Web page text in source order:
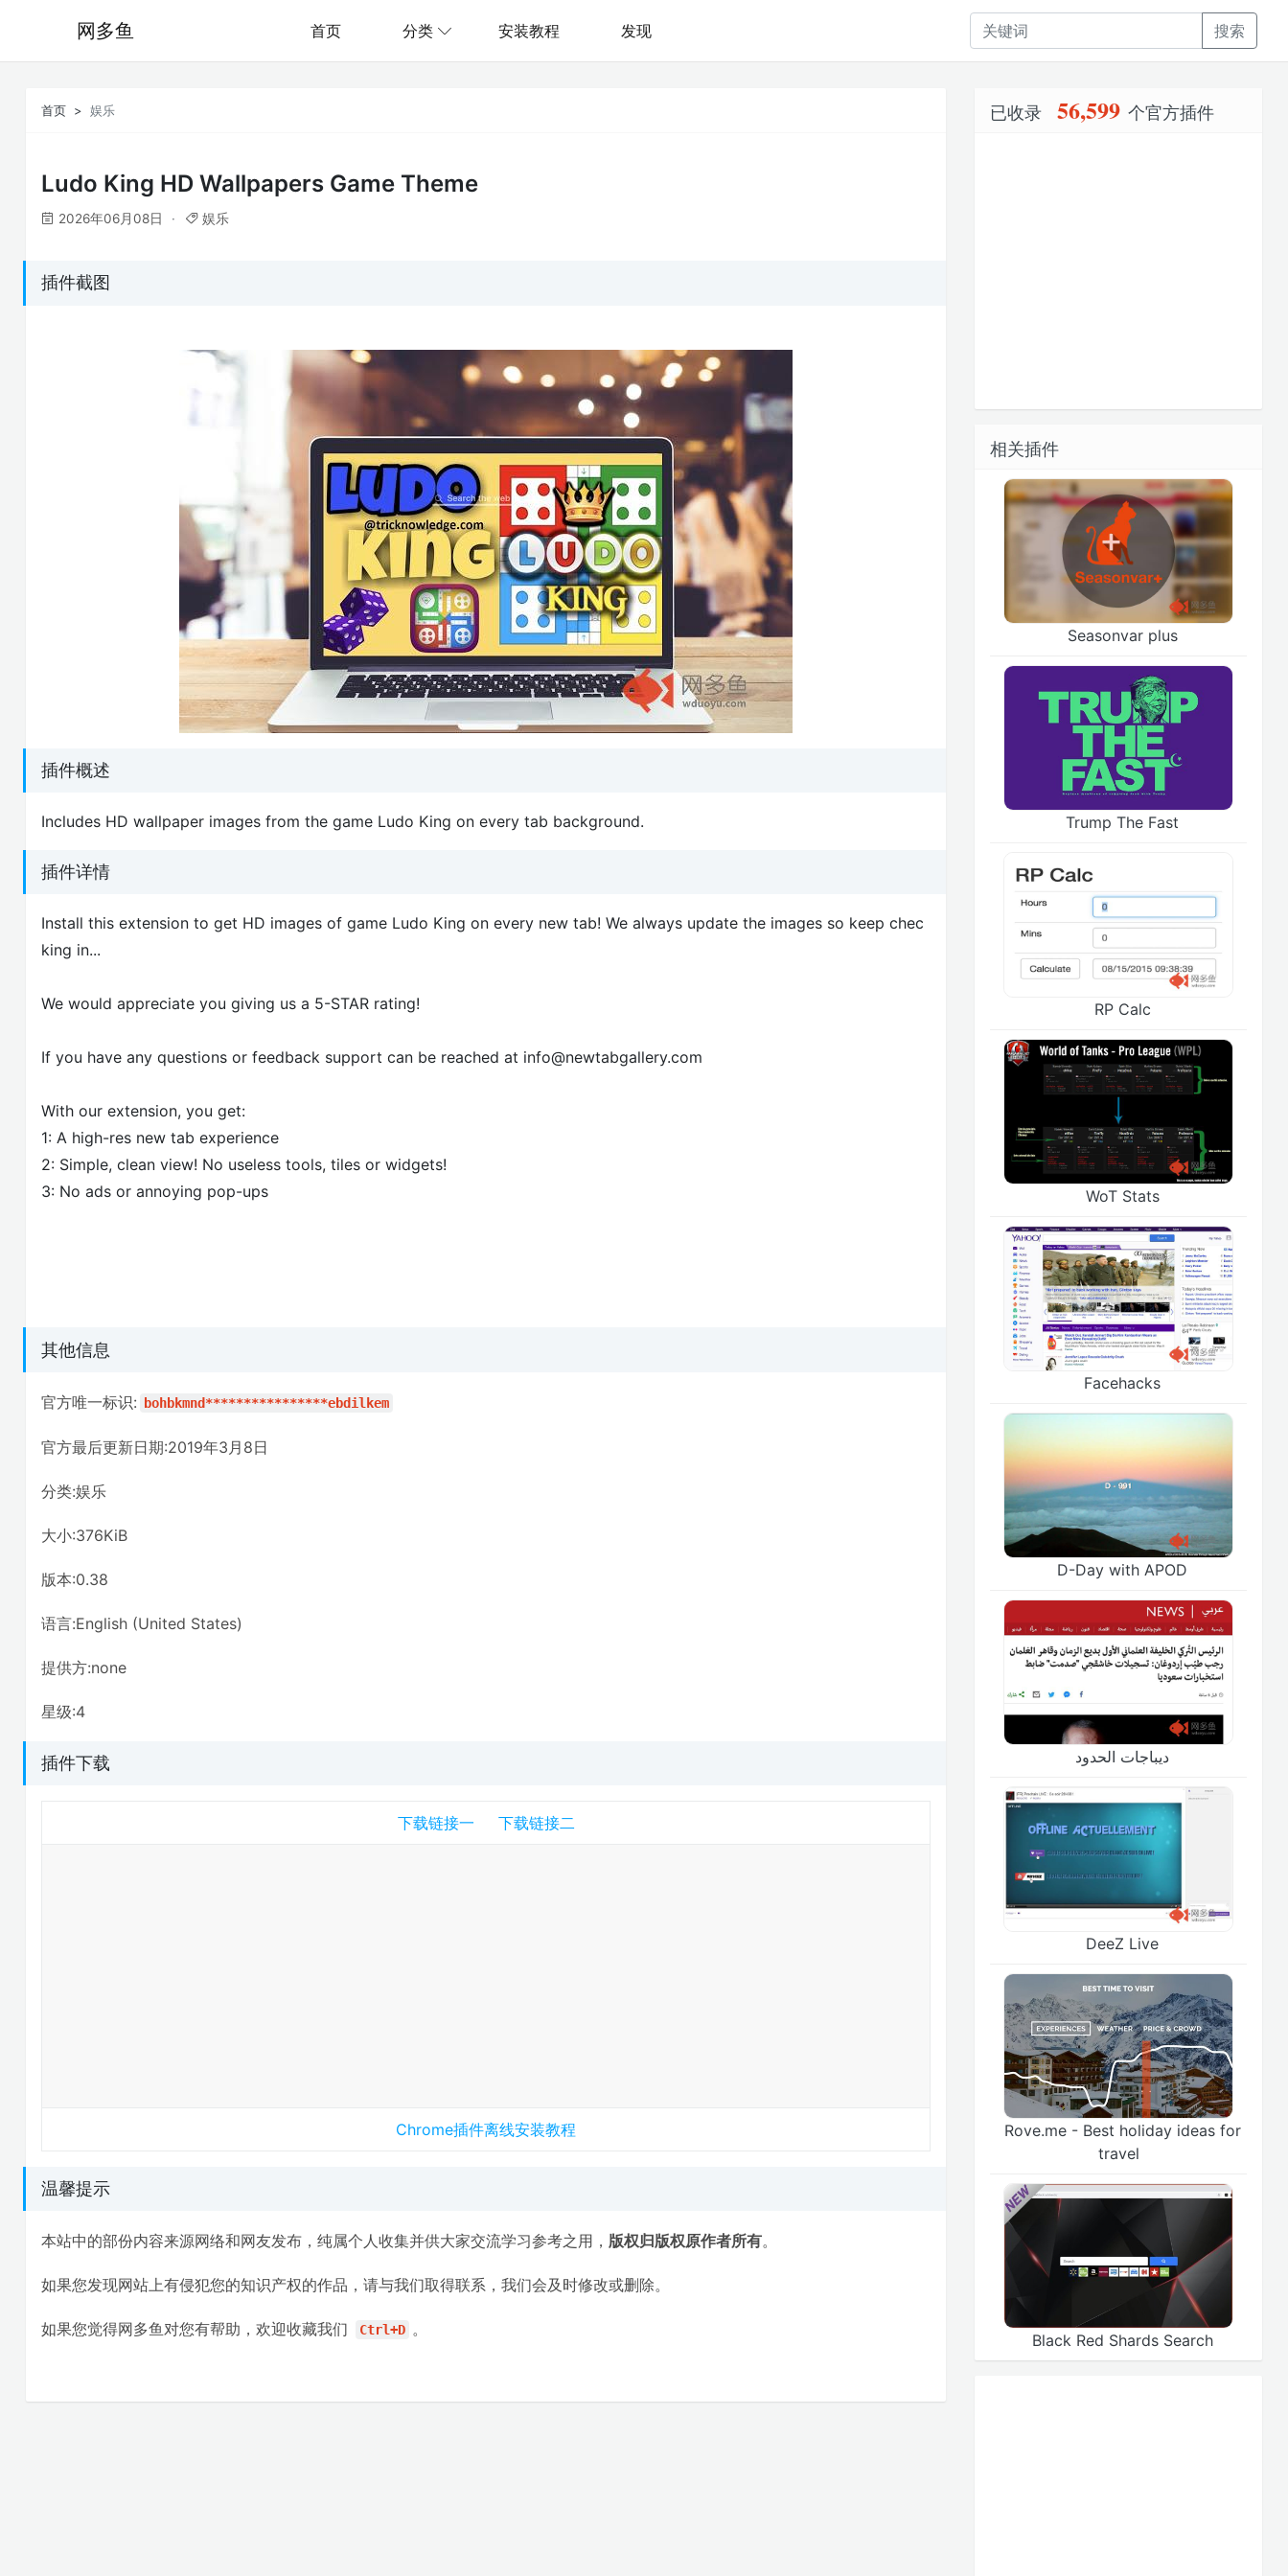
网多鱼 首页 分类 安装教程 发现 搜索
首页 娱乐
Ludo King HD Wallpapers Game Theme
2026年06月08日 娱乐
插件截图
插件概述
Includes HD wallpaper images from the game Ludo King on every tab background.
插件详情
Install this extension to get HD images of game Ludo King on every new tab! We always update the images so keep chec
king in...
We would appreciate you giving us a 5-STAR rating!
If you have any questions or feedback support can be reached at info@newtabgallery.com
With our extension, you get:
1: A high-res new tab experience
2: Simple, clean view! No useless tools, tiles or widgets!
3: No ads or annoying pop-ups
其他信息
官方唯一标识: bohbkmnd****************ebdilkem
官方最后更新日期:2019年3月8日
分类:娱乐
大小:376KiB
版本:0.38
语言:English (United States)
提供方:none
星级:4
插件下载
下载链接一 下载链接二
Chrome插件离线安装教程
温馨提示
本站中的部份内容来源网络和网友发布，纯属个人收集并供大家交流学习参考之用， 版权归版权原作者所有。
如果您发现网站上有侵犯您的知识产权的作品，请与我们取得联系，我们会及时修改或删除。
如果您觉得网多鱼对您有帮助，欢迎收藏我们 Ctrl+D 。
已收录 56,599 个官方插件
相关插件
Seasonvar plus
Trump The Fast
RP Calc
WoT Stats
Facehacks
D-Day with APOD
ديباجات الحدود
DeeZ Live
Rove.me - Best holiday ideas for
travel
Black Red Shards Search